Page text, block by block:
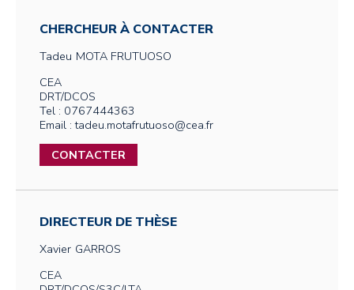
CHERCHEUR À CONTACTER
Tadeu MOTA FRUTUOSO
CEA
DRT/DCOS
Tel : 0767444363
Email : tadeu.motafrutuoso@cea.fr
CONTACTER
DIRECTEUR DE THÈSE
Xavier GARROS
CEA